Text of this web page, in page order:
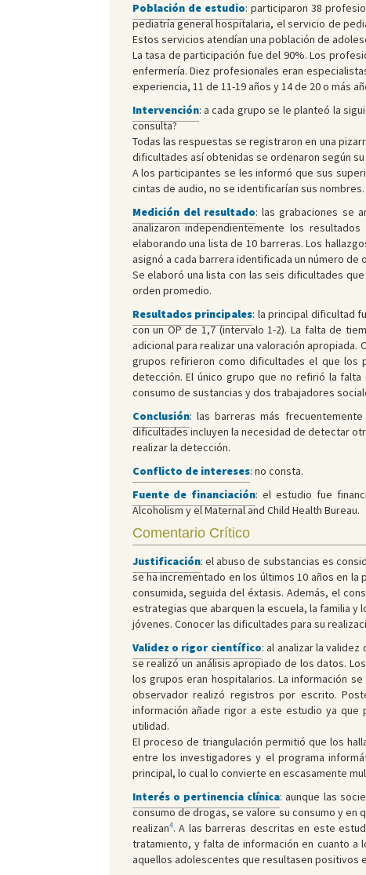
Población de estudio: participaron 38
pediatría general hospitalaria, el servicio de
Estos servicios atendían una población de
La tasa de participación fue del 90%. Los
enfermería. Diez profesionales eran
experiencia, 11 de 11-19 años y 14 de 20 o más
Intervención: a cada grupo se le planteó la
consulta?
Todas las respuestas se registraron en una
dificultades así obtenidas se ordenaron según
A los participantes se les informó que sus
cintas de audio, no se identificarían sus nombres.
Medición del resultado: las grabaciones se
analizaron independientemente los
elaborando una lista de 10 barreras. Los
asignó a cada barrera identificada un número
Se elaboró una lista con las seis dificultades
orden promedio.
Resultados principales: la principal dificultad
con un OP de 1,7 (intervalo 1-2). La falta de
adicional para realizar una valoración
grupos refirieron como dificultades el que los
detección. El único grupo que no refirió la
consumo de sustancias y dos trabajadores
Conclusión: las barreras más
dificultades incluyen la necesidad de detectar
realizar la detección.
Conflicto de intereses: no consta.
Fuente de financiación: el estudio fue
Alcoholism y el Maternal and Child Health Bureau.
Comentario Crítico
Justificación: el abuso de substancias es
se ha incrementado en los últimos 10 años en la
consumida, seguida del éxtasis. Además, el
estrategias que abarquen la escuela, la familia y
jóvenes. Conocer las dificultades para su
Validez o rigor científico: al analizar la
se realizó un análisis apropiado de los datos.
los grupos eran hospitalarios. La información
observador realizó registros por escrito.
información añade rigor a este estudio ya
utilidad.
El proceso de triangulación permitió que los
entre los investigadores y el programa
principal, lo cual lo convierte en escasamente
Interés o pertinencia clínica: aunque las
consumo de drogas, se valore su consumo y
realizan4. A las barreras descritas en este
tratamiento, y falta de información en cuanto a
aquellos adolescentes que resultasen positivos